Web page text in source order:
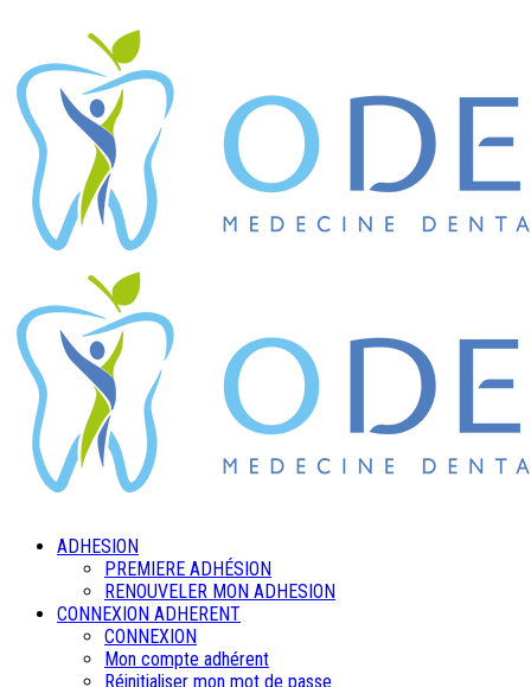
ADHESION
PREMIERE ADHÉSION
RENOUVELER MON ADHESION
CONNEXION ADHERENT
CONNEXION
Mon compte adhérent
Réinitialiser mon mot de passe